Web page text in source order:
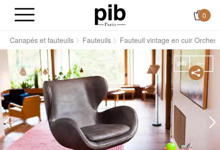
0
Canapés et fauteuils Fauteuils Fauteuil vintage en cuir